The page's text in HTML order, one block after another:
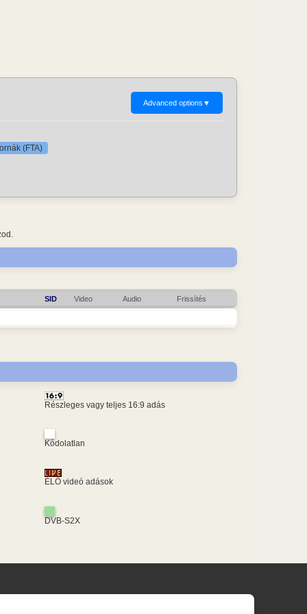
Advanced options ▼
(FTA)
SID Video Audio Frissítés
Részleges vagy teljes 16:9 adás
Kódolatlan
ÉLŐ videó adások
DVB-S2X